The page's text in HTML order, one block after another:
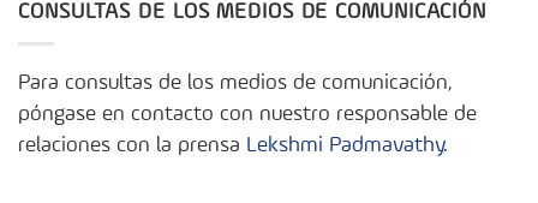
CONSULTAS DE LOS MEDIOS DE COMUNICACIÓN
Para consultas de los medios de comunicación,
póngase en contacto con nuestro responsable de
relaciones con la prensa Lekshmi Padmavathy.